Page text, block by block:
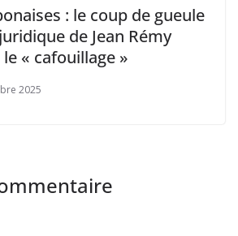
: le coup de gueule
de Jean Rémy
« cafouillage »
2025